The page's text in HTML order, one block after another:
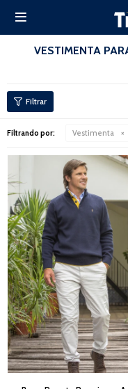

VESTIMENTA
Filtrando por: Vestimenta